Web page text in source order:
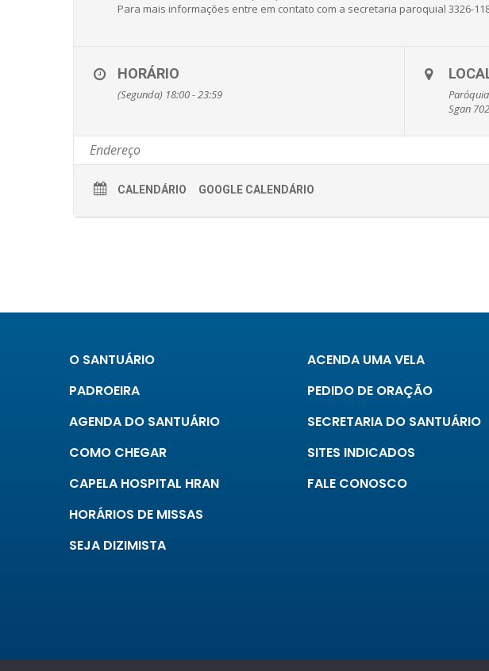
Para mais informações entre em contato com a secretaria paroquial 3326-
HORÁRIO
(Segunda) 18:00 - 23:59
Sgan
CALENDÁRIO GOOGLE CALENDÁRIO
O SANTUÁRIO
PADROEIRA
AGENDA DO SANTUÁRIO
COMO CHEGAR
CAPELA HOSPITAL HRAN
HORÁRIOS DE MISSAS
SEJA DIZIMISTA
ACENDA UMA VELA
PEDIDO DE ORAÇÃO
SECRETARIA DO SANTUÁRIO
SITES INDICADOS
FALE CONOSCO